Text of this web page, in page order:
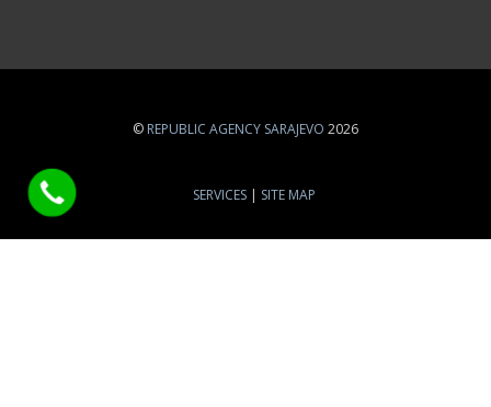
© REPUBLIC AGENCY SARAJEVO 2026
SERVICES SITE MAP